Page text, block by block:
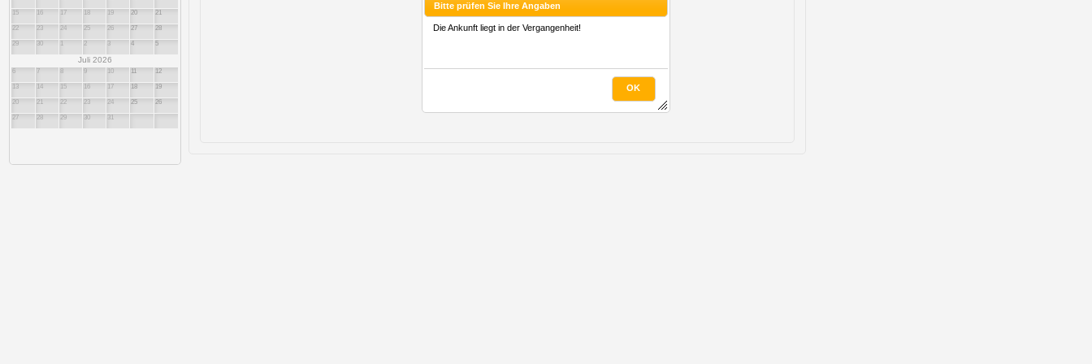
Bitte prüfen Sie Ihre Angaben
Die Ankunft liegt in der Vergangenheit!
OK